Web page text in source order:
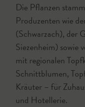
Die Pflanzen
Produzenten wie
(Schwarzach), der
Siezenheim) sowie
mit regionalen
Schnittblumen,
Kräuter – für
und Hotellerie.